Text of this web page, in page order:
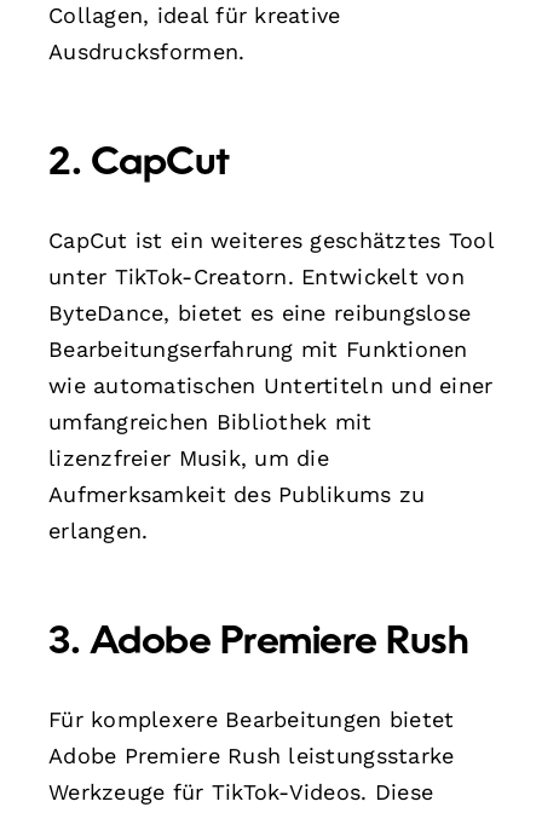
Collagen, ideal für kreative
Ausdrucksformen.
2. CapCut
CapCut ist ein weiteres geschätztes Tool
unter TikTok-Creatorn. Entwickelt von
ByteDance, bietet es eine reibungslose
Bearbeitungserfahrung mit Funktionen
wie automatischen Untertiteln und einer
umfangreichen Bibliothek mit
lizenzfreier Musik, um die
Aufmerksamkeit des Publikums zu
erlangen.
3. Adobe Premiere Rush
Für komplexere Bearbeitungen bietet
Adobe Premiere Rush leistungsstarke
Werkzeuge für TikTok-Videos. Diese